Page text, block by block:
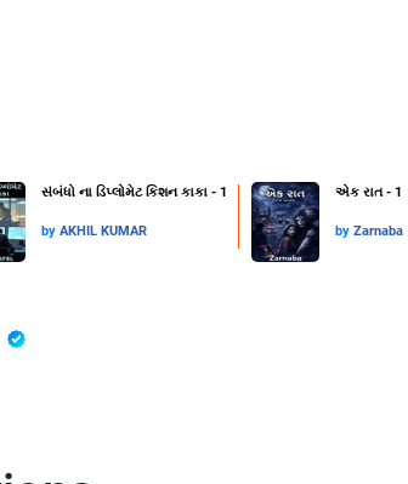
સંબંધો ના ડિપ્લોમેટ કિશન કાકા - 1
by AKHIL KUMAR
એક રાત - 1
by Zarnaba